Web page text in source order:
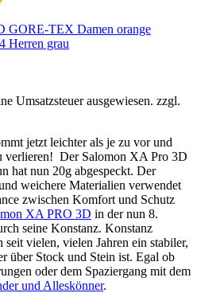
Umsatzsteuer ausgewiesen. zzgl.
jetzt leichter als je zu vor und
verlieren! Der Salomon XA Pro 3D
hat nun 20g abgespeckt. Der
weichere Materialien verwendet
zwischen Komfort und Schutz
XA PRO 3D in der nun 8.
seine Konstanz. Konstanz
vielen, vielen Jahren ein stabiler,
über Stock und Stein ist. Egal ob
oder dem Spaziergang mit dem
und Alleskönner.